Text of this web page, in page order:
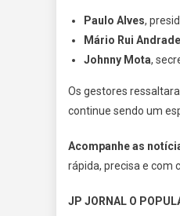
Paulo Alves,
Mário Rui
Johnny Mota,
Os gestores
continue sendo um
Acompanhe as
rápida, precisa e com
JP JORNAL O